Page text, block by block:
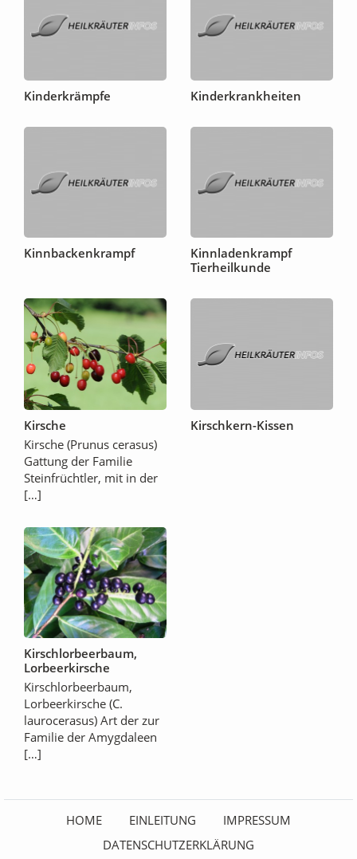
Kinderkrämpfe Kinderkrankheiten
Kinnbackenkrampf
Kinnladenkrampf
Tierheilkunde
Kirsche
Kirsche (Prunus cerasus)
Gattung der Familie
Steinfrüchtler, mit in der
[…]
Kirschkern-Kissen
Kirschlorbeerbaum,
Lorbeerkirsche
Kirschlorbeerbaum,
Lorbeerkirsche (C.
laurocerasus) Art der zur
Familie der Amygdaleen
[…]
HOME EINLEITUNG
IMPRESSUM
DATENSCHUTZERKLÄRUNG